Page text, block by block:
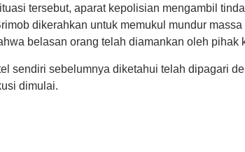
tersebut, aparat kepolisian mengambil
dikerahkan untuk memukul mundur
belasan orang telah diamankan oleh pihak
sendiri sebelumnya diketahui telah dipagari
dimulai.